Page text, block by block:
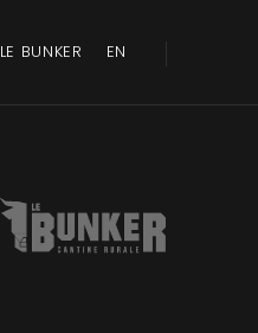
LE BUNKER EN